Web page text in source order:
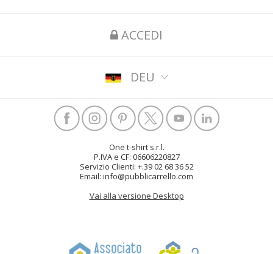
ACCEDI
DEU
One t-shirt s.r.l.
P.IVA e CF: 06606220827
Servizio Clienti: +.39 02 68 36 52
Email: info@pubblicarrello.com
Vai alla versione Desktop